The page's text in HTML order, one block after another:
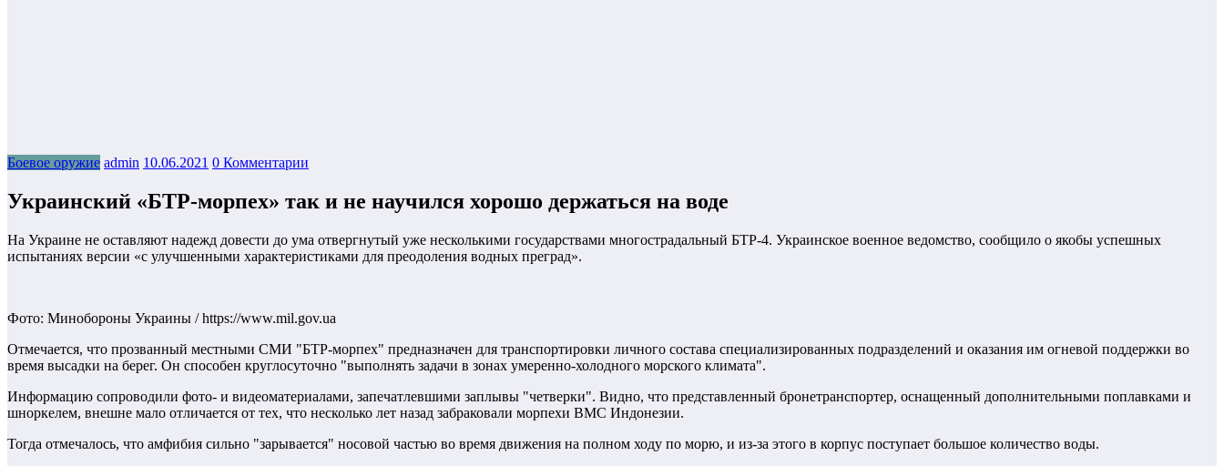
Боевое оружие admin 10.06.2021 0 Комментарии
Украинский «БТР-морпех» так и не научился хорошо держаться на воде
На Украине не оставляют надежд довести до ума отвергнутый уже несколькими государствами многострадальный БТР-4. Украинское военное ведомство, сообщило о якобы успешных
испытаниях версии «с улучшенными характеристиками для преодоления водных преград».
Фото: Минобороны Украины / https://www.mil.gov.ua
Отмечается, что прозванный местными СМИ "БТР-морпех" предназначен для транспортировки личного состава специализированных подразделений и оказания им огневой поддержки во
время высадки на берег. Он способен круглосуточно "выполнять задачи в зонах умеренно-холодного морского климата".
Информацию сопроводили фото- и видеоматериалами, запечатлевшими заплывы "четверки". Видно, что представленный бронетранспортер, оснащенный дополнительными поплавками и
шноркелем, внешне мало отличается от тех, что несколько лет назад забраковали морпехи ВМС Индонезии.
Тогда отмечалось, что амфибия сильно "зарывается" носовой частью во время движения на полном ходу по морю, и из-за этого в корпус поступает большое количество воды.